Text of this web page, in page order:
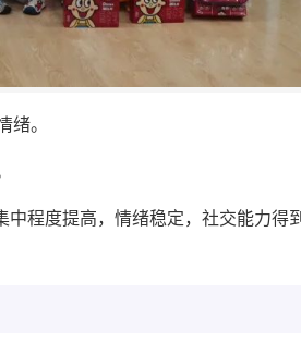
。
程度提高，情绪稳定，社交能力得